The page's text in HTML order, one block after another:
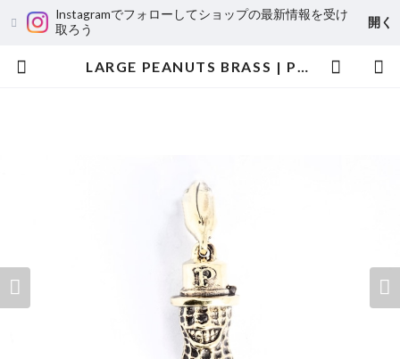
Instagramでフォローしてショップの最新情報を受け
取ろう
開く
LARGE PEANUTS BRASS | Peanuts&Co